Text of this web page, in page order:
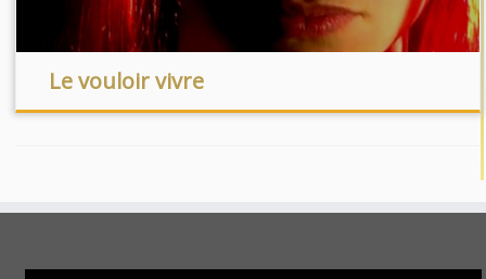
Le vouloir vivre